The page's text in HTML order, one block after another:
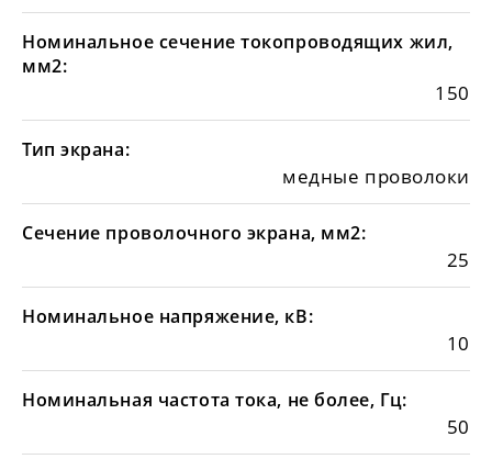
Номинальное сечение токопроводящих жил,
мм2:
150
Тип экрана:
медные проволоки
Сечение проволочного экрана, мм2:
25
Номинальное напряжение, кВ:
10
Номинальная частота тока, не более, Гц:
50